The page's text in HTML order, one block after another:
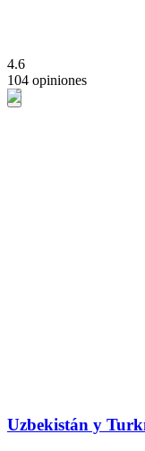
4.6
104 opiniones
Uzbekistán y